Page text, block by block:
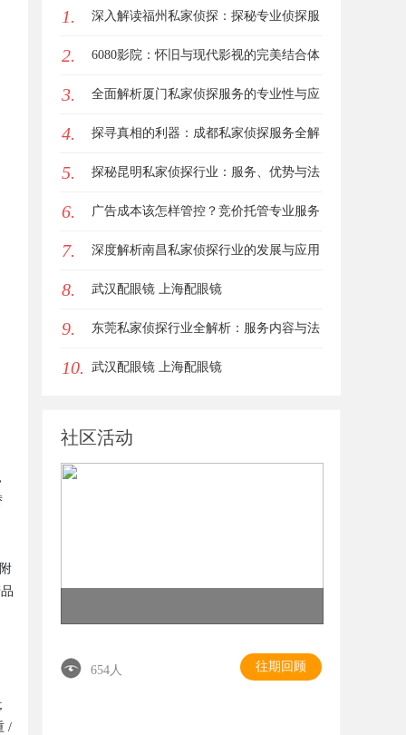
/
1. 深入解读福州私家侦探：探秘专业侦探服
务的魅力与实用价值
2. 6080影院：怀旧与现代影视的完美结合体
验
3. 全面解析厦门私家侦探服务的专业性与应
用场景
4. 探寻真相的利器：成都私家侦探服务全解
析
5. 探秘昆明私家侦探行业：服务、优势与法
律守护
6. 广告成本该怎样管控？竞价托管专业服务
商俐麸科技
7. 深度解析南昌私家侦探行业的发展与应用
现状
8. 武汉配眼镜 上海配眼镜
9. 东莞私家侦探行业全解析：服务内容与法
律边界详解
10. 武汉配眼镜 上海配眼镜
社区活动
654人 往期回顾